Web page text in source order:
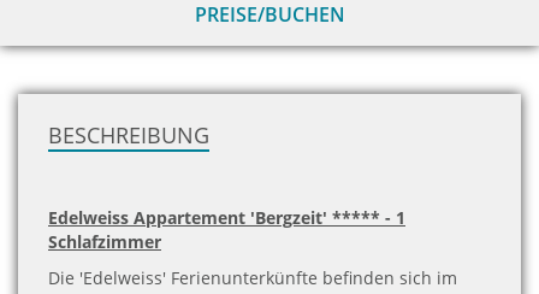
PREISE/BUCHEN
BESCHREIBUNG
Edelweiss Appartement 'Bergzeit' ***** - 1
Schlafzimmer
Die 'Edelweiss' Ferienunterkünfte befinden sich im